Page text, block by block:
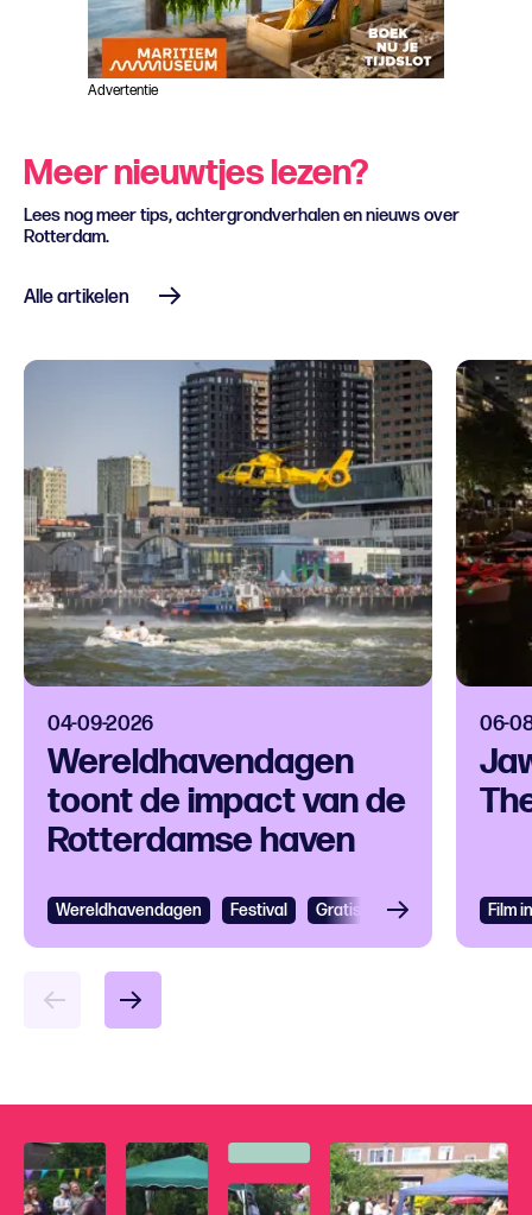
Advertentie
Meer nieuwtjes lezen?
Lees nog meer tips, achtergrondverhalen en nieuws over
Rotterdam.
Alle artikelen
04-09-2026
Wereldhavendagen
toont de impact van de
Rotterdamse haven
Wereldhavendagen Festival Gratis Festival
06-
Film
Bekijken